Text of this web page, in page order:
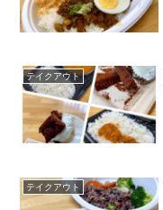
テイクアウト
テイクアウト